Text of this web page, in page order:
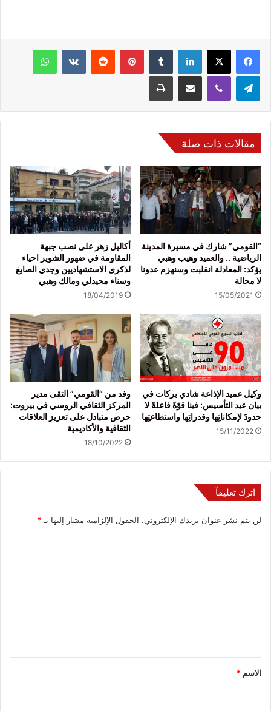
فيسبوك لينكدإن بينتيريست
مقالات ذات صلة
“القومي” شارك في مسيرة المدينة
الرياضية .. والعميد وهيب وهبي
يؤكد: المعادلة انقلبت وسنهزم عدونا
لا محالة
15/05/2021
أكاليل زهر على نصب جبهة
المقاومة في ضهور الشوير احياء
لذكرى الاستشهاديين وجدي الصايغ
وسناء محيدلي ومالك وهبي
18/04/2019
وكيل عميد الإذاعة شادي بركات في
بيان عيد التأسيس: فينا قوّةً فاعلةً لا
حدودَ لإمكاناتِها وقدراتِها واستطاعتِها
15/11/2022
وفد من “القومي” التقى مدير
المركز الثقافي الروسي في بيروت:
حرص متبادل على تعزيز العلاقات
الثقافية والأكاديمية
18/10/2022
اترك تعليقاً
لن يتم نشر عنوان بريدك الإلكتروني. الحقول الإلزامية مشار إليها بـ*
*
الاسم *